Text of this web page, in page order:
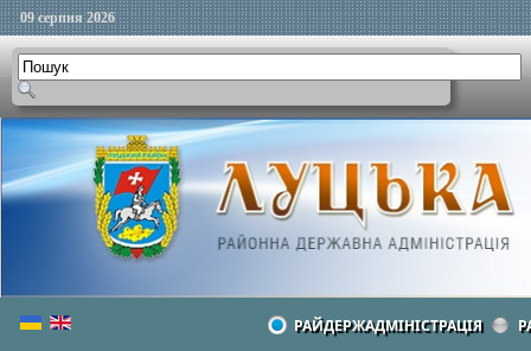
09 серпня 2026
РАЙДЕРЖАДМІНІСТРАЦІЯ